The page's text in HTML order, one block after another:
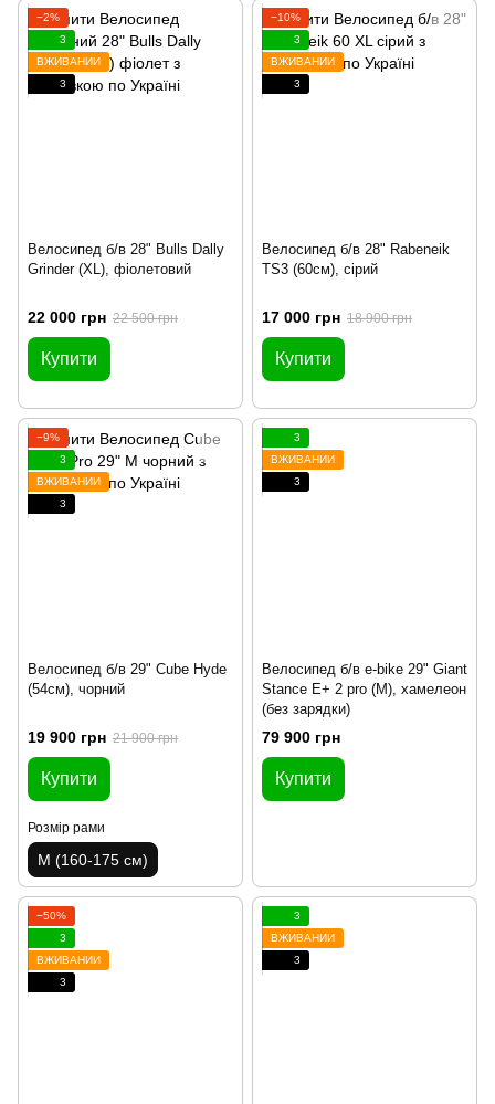
−2%
3
ВЖИВАНИЙ
3
Велосипед б/в 28" Bulls Dally
Grinder (XL), фіолетовий
22 000 грн 22 500 грн
Купити
−10%
3
ВЖИВАНИЙ
3
Велосипед б/в 28" Rabeneik
TS3 (60см), сірий
17 000 грн 18 900 грн
Купити
−9%
3
ВЖИВАНИЙ
3
Велосипед б/в 29" Cube Hyde
(54см), чорний
19 900 грн 21 900 грн
Купити
Розмір рами
M (160-175 см)
3
ВЖИВАНИЙ
3
Велосипед б/в e-bike 29" Giant
Stance E+ 2 pro (M), хамелеон
(без зарядки)
79 900 грн
Купити
−50%
3
ВЖИВАНИЙ
3
3
ВЖИВАНИЙ
3